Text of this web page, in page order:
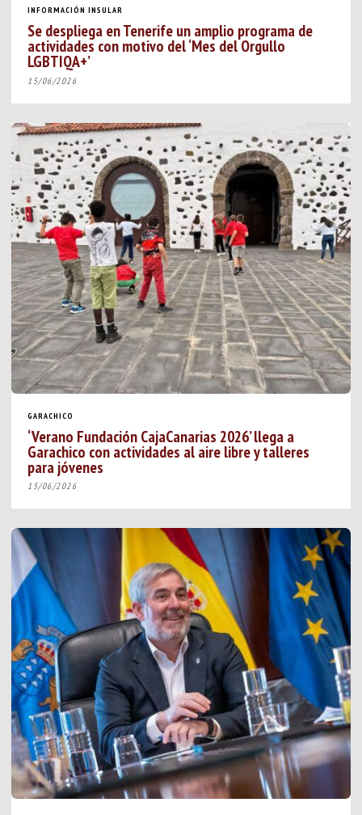
INFORMACIÓN INSULAR
Se despliega en Tenerife un amplio programa de
actividades con motivo del ‘Mes del Orgullo
LGBTIQA+’
15/06/2026
GARACHICO
‘Verano Fundación CajaCanarias 2026’ llega a
Garachico con actividades al aire libre y talleres
para jóvenes
15/06/2026